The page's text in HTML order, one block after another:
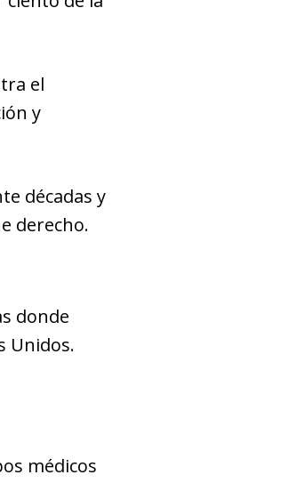
el
y
décadas y
derecho.
donde
Unidos.
médicos